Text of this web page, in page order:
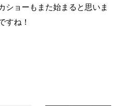
ショーもまた始まると思いま
すね！